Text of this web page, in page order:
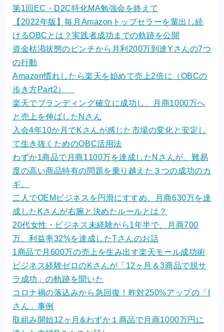
クライアントの声
お問い合わせ
第1回EC・D2C特化MA勉強会を終えて
【2022年版】毎月Amazonトップセラーを輩出し続
けるOBCとは？実践者成功までの軌跡を公開
資金枯渇状態のピンチから月利200万到達Yさんの7つ
の行動
Amazon慣れしたら楽天を始めて売上2倍に（OBCの
歩き方Part2）
楽天でブランディング確立に成功し、月商1000万へ
と売上を伸ばしたNさん
入会4年10か月でKさんが感じた市場の変化と安定し
て生き抜くためのOBC活用法
わずか1商品で月商1100万を達成したNさんが、難易
度の高い商品特有の問題を乗り越えた３つの成功のカ
ギ。
二人でOEMビジネスを円滑にすすめ、月商630万を達
成したKさんが右腕と決めたルールとは？
20代女性・ビジネス未経験から1年半で、月商700
万、利益率32%を達成したTさんのお話
1商品で月600万の売上を生み出す楽天モール成功術
ビジネス経験ゼロのKさんが「12ヶ月＆3商品で脱サ
ラ成功」の軌跡を聞いた
コロナ禍の落込みから急回復！昨対250%アップの「I
さん」事例
取組み開始12ヶ月&わずか１商品で月商1000万円に